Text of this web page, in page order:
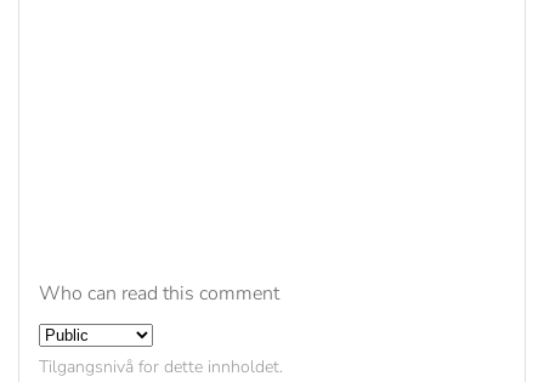
Who can read this comment
Tilgangsnivå for dette innholdet.